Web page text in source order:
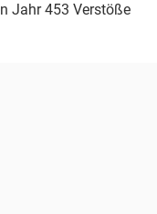
Jahr 453 Verstöße